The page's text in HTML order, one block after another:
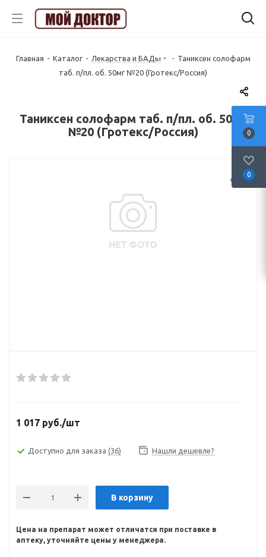
Главная - Каталог - Лекарства и БАДы - Таниксен солофарм
таб. п/пл. об. 50мг №20 (Гротекс/Россия)
Таниксен солофарм таб. п/пл. об. 50мг
№20 (Гротекс/Россия)
1 017 руб./шт
Доступно для заказа (36) Нашли дешевле?
В корзину
Цена на препарат может отличатся при поставке в
аптеку, уточняйте цены у менеджера.
0
0